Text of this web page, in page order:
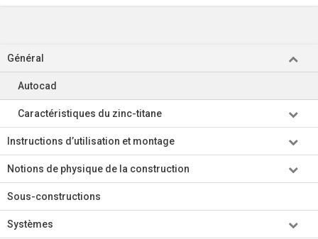
Général
Autocad
Caractéristiques du zinc-titane
Instructions d’utilisation et montage
Notions de physique de la construction
Sous-constructions
Systèmes